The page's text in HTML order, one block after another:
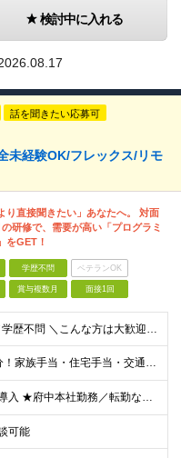
検討中に入れる
話を聞きたい応募可
未経験OK/フレックス/リモ
り直接聞きたい」あなたへ。 対面
研修で、需要が高い「プログラミ
をGET！
学歴不問 ベテランOK
賞与複数月 面接1回
★完全未経験OK／学歴不問 ＼こんな方は大歓迎です／ ■安心できる環境でITデビューしたい方 ■手に職をつけて、安定した働き方を叶えたい方 ■案件は先輩と一緒に参画したい方 ■大手案件を手がけるスキ
★賞与年約4ヶ月分！家族手当・住宅手当・交通費全額支給など好待遇を完備！ 【各種手当について】 ・家族手当（扶養2万円／月、子5000円／月※2人目以降も同様） ・単身社宅制度（一律支給の住宅手当と
★リモートワーク導入 ★府中本社勤務／転勤なし ★自社内開発が中心 ※フルリモート非推奨、完全在宅ワーク非推奨 府中本社もしくはプロジェクト先（東京、神奈川など） 【本社】東京都府中市晴見町2丁目
可能